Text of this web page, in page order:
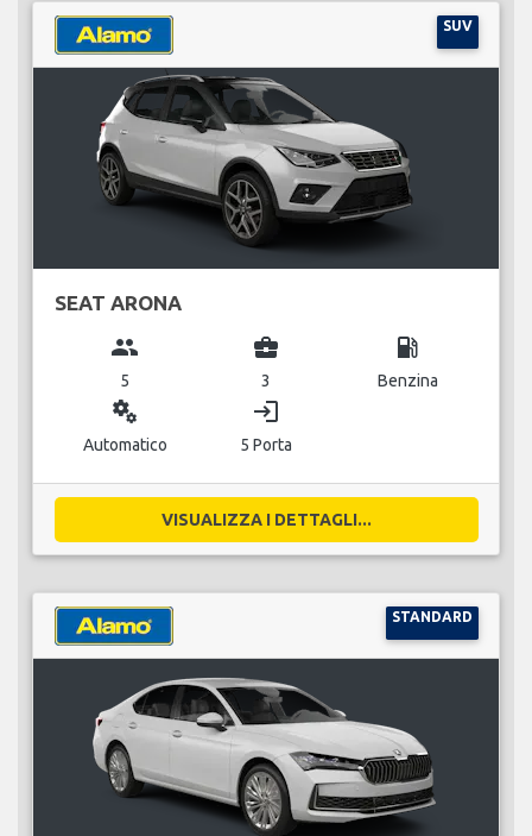
SUV
SEAT ARONA
group
5
business_center
3
local_gas_station
Benzina
miscellaneous_services
Automatico
login
5 Porta
VISUALIZZA I DETTAGLI...
STANDARD